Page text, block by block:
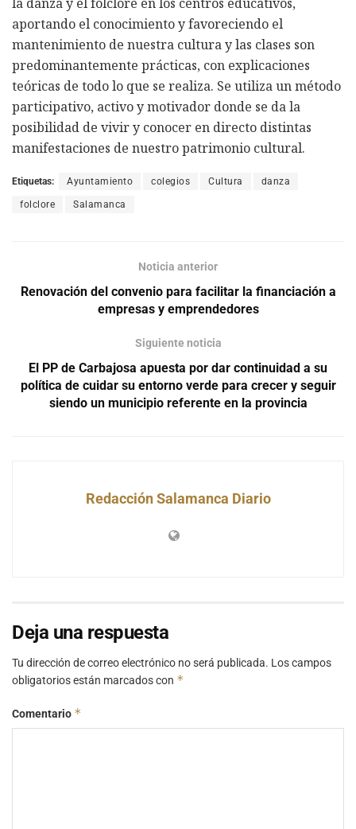
aportando el conocimiento y favoreciendo el
mantenimiento de nuestra cultura y las clases son
predominantemente prácticas, con explicaciones
teóricas de todo lo que se realiza. Se utiliza un método
participativo, activo y motivador donde se da la
posibilidad de vivir y conocer en directo distintas
manifestaciones de nuestro patrimonio cultural.
Etiquetas: Ayuntamiento colegios Cultura danza
folclore Salamanca
Noticia anterior
Renovación del convenio para facilitar la financiación a
empresas y emprendedores
Siguiente noticia
El PP de Carbajosa apuesta por dar continuidad a su
política de cuidar su entorno verde para crecer y seguir
siendo un municipio referente en la provincia
Redacción Salamanca Diario
Deja una respuesta
Tu dirección de correo electrónico no será publicada. Los campos
obligatorios están marcados con *
Comentario *